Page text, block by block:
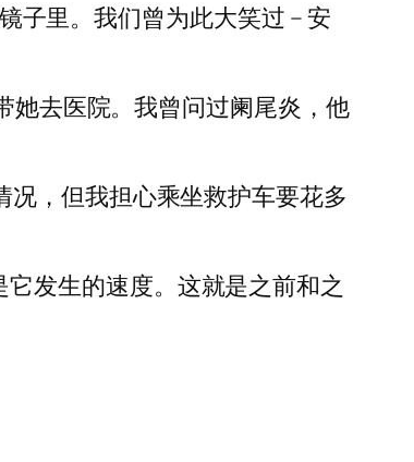
子里。我们曾为此大笑过 – 安
她去医院。我曾问过阑尾炎，他
，但我担心乘坐救护车要花多
发生的速度。这就是之前和之